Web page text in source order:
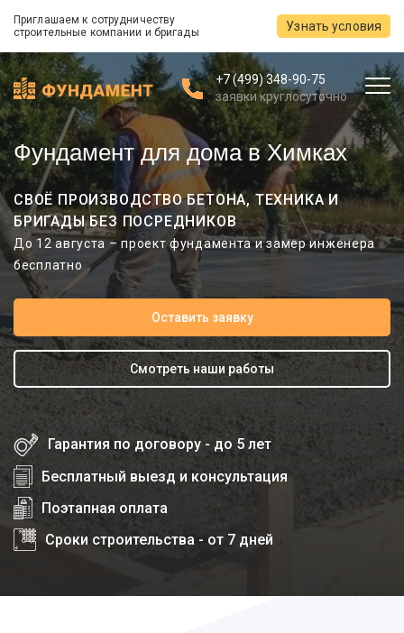
Приглашаем к сотрудничеству
строительные компании и бригады
Узнать условия
+7 (499) 348-90-75
заявки круглосуточно
Фундамент для дома в Химках
СВОЁ ПРОИЗВОДСТВО БЕТОНА, ТЕХНИКА И
БРИГАДЫ БЕЗ ПОСРЕДНИКОВ
До 12 августа – проект фундамента и замер инженера
бесплатно
Оставить заявку
Смотреть наши работы
Гарантия по договору - до 5 лет
Бесплатный выезд и консультация
Поэтапная оплата
Сроки строительства - от 7 дней